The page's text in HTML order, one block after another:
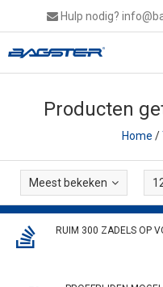
Hulp nodig?
Producten
Home /
Meest bekeken
RUIM 300 ZADELS OP